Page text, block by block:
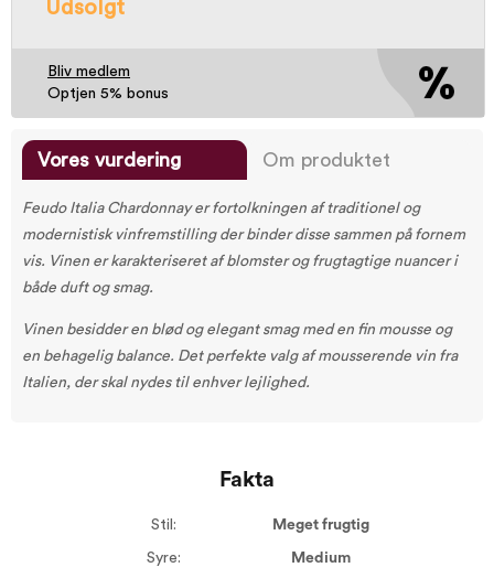
Udsolgt
Bliv medlem
Optjen 5% bonus
Vores vurdering Om produktet
Feudo Italia Chardonnay er fortolkningen af traditionel og
modernistisk vinfremstilling der binder disse sammen på fornem
vis. Vinen er karakteriseret af blomster og frugtagtige nuancer i
både duft og smag.
Vinen besidder en blød og elegant smag med en fin mousse og
en behagelig balance. Det perfekte valg af mousserende vin fra
Italien, der skal nydes til enhver lejlighed.
Fakta
Stil: Meget frugtig
Syre: Medium